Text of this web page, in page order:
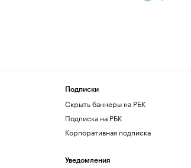
Подписки
Скрыть баннеры на РБК
Подписка на РБК
Корпоративная подписка
Уведомления